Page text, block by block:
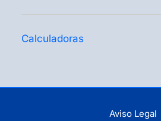
Calculadoras
Aviso Legal